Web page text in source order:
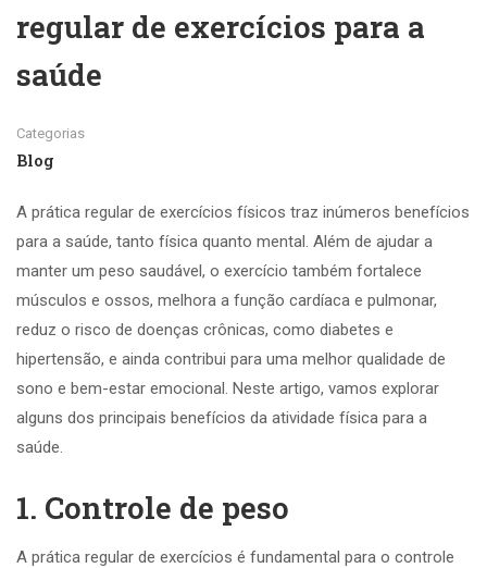
regular de exercícios para a
saúde
Categorias
Blog
A prática regular de exercícios físicos traz inúmeros benefícios
para a saúde, tanto física quanto mental. Além de ajudar a
manter um peso saudável, o exercício também fortalece
músculos e ossos, melhora a função cardíaca e pulmonar,
reduz o risco de doenças crônicas, como diabetes e
hipertensão, e ainda contribui para uma melhor qualidade de
sono e bem-estar emocional. Neste artigo, vamos explorar
alguns dos principais benefícios da atividade física para a
saúde.
1. Controle de peso
A prática regular de exercícios é fundamental para o controle